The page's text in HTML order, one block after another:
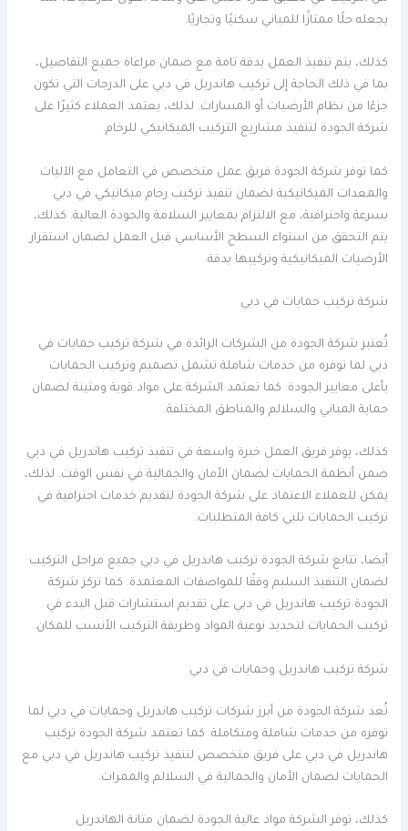
يجعله حلًا ممتازًا للمباني سكنيًا وتجاريًا.
كذلك، يتم تنفيذ العمل بدقة تامة مع ضمان مراعاة جميع التفاصيل،
بما في ذلك الحاجة إلى تركيب هاندريل في دبي على الدرجات التي تكون
جزءًا من نظام الأرضيات أو المسارات. لذلك، يعتمد العملاء كثيرًا على
شركة الجودة لتنفيذ مشاريع التركيب الميكانيكي للرخام.
كما توفر شركة الجودة فريق عمل متخصص في التعامل مع الآليات
والمعدات الميكانيكية لضمان تنفيذ تركيب رخام ميكانيكي في دبي
بسرعة واحترافية، مع الالتزام بمعايير السلامة والجودة العالية. كذلك،
يتم التحقق من استواء السطح الأساسي قبل العمل لضمان استقرار
الأرضيات الميكانيكية وتركيبها بدقة.
شركة تركيب حمايات في دبي
تُعتبر شركة الجودة من الشركات الرائدة في شركة تركيب حمايات في
دبي لما توفره من خدمات شاملة تشمل تصميم وتركيب الحمايات
بأعلى معايير الجودة. كما تعتمد الشركة على مواد قوية ومتينة لضمان
حماية المباني والسلالم والمناطق المختلفة.
كذلك، يوفر فريق العمل خبرة واسعة في تنفيذ تركيب هاندريل في دبي
ضمن أنظمة الحمايات لضمان الأمان والجمالية في نفس الوقت. لذلك،
يمكن للعملاء الاعتماد على شركة الجودة لتقديم خدمات احترافية في
تركيب الحمايات تلبي كافة المتطلبات.
أيضا، تتابع شركة الجودة تركيب هاندريل في دبي جميع مراحل التركيب
لضمان التنفيذ السليم وفقًا للمواصفات المعتمدة. كما تركز شركة
الجودة تركيب هاندريل في دبي على تقديم استشارات قبل البدء في
تركيب الحمايات لتحديد نوعية المواد وطريقة التركيب الأنسب للمكان.
شركة تركيب هاندريل وحمايات في دبي
تُعد شركة الجودة من أبرز شركات تركيب هاندريل وحمايات في دبي لما
توفره من خدمات شاملة ومتكاملة. كما تعتمد شركة الجودة تركيب
هاندريل في دبي على فريق متخصص لتنفيذ تركيب هاندريل في دبي مع
الحمايات لضمان الأمان والجمالية في السلالم والممرات.
كذلك، توفر الشركة مواد عالية الجودة لضمان متانة الهاندريل